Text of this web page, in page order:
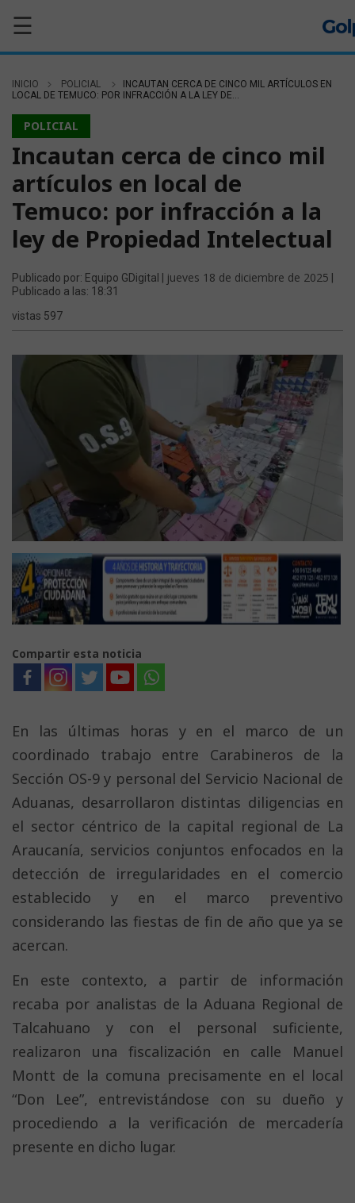
☰
INICIO POLICIAL
INCAUTAN CERCA DE CINCO MIL ARTÍCULOS EN
LOCAL DE TEMUCO: POR INFRACCIÓN A LA LEY DE...
POLICIAL
Incautan cerca de cinco mil
artículos en local de
Temuco: por infracción a la
ley de Propiedad Intelectual
Publicado por: Equipo GDigital | jueves 18 de diciembre de 2025
Publicado a las: 18:31
vistas 597
Compartir esta noticia
En las últimas horas y en el marco de un
coordinado trabajo entre Carabineros de la
Sección OS-9 y personal del Servicio Nacional de
Aduanas, desarrollaron distintas diligencias en
el sector céntrico de la capital regional de La
Araucanía, servicios conjuntos enfocados en la
detección de irregularidades en el comercio
establecido y en el marco preventivo
considerando las fiestas de fin de año que ya se
acercan.
En este contexto, a partir de información
recaba por analistas de la Aduana Regional de
Talcahuano y con el personal suficiente,
realizaron una fiscalización en calle Manuel
Montt de la comuna precisamente en el local
“Don Lee”, entrevistándose con su dueño y
procediendo a la verificación de mercadería
presente en dicho lugar.